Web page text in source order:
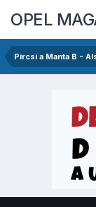
OPEL
Pircsi a Manta B -